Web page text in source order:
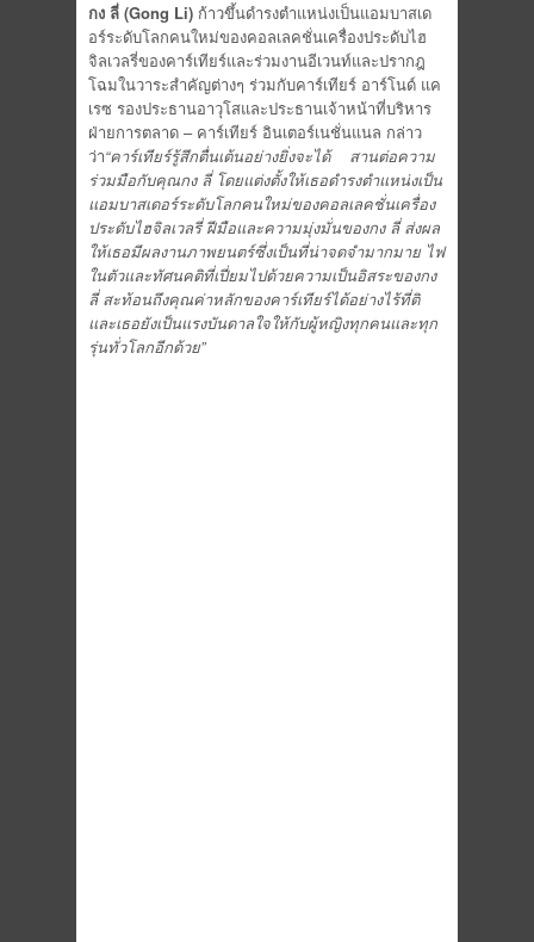
กง ลี่ (Gong Li) ก้าวขึ้นดำรงตำแหน่งเป็นแอมบาสเด
อร์ระดับโลกคนใหม่ของคอลเลคชั่นเครื่องประดับไฮ
จิลเวลรี่ของคาร์เทียร์และร่วมงานอีเวนท์และปรากฎ
โฉมในวาระสำคัญต่างๆ ร่วมกับคาร์เทียร์ อาร์โนด์ แค
เรซ รองประธานอาวุโสและประธานเจ้าหน้าที่บริหาร
ฝ่ายการตลาด – คาร์เทียร์ อินเตอร์เนชั่นแนล กล่าว
ว่า“คาร์เทียร์รู้สึกตื่นเต้นอย่างยิ่งจะได้
สานต่อความ
ร่วมมือกับคุณกง ลี่ โดยแต่งตั้งให้เธอดำรงตำแหน่งเป็น
แอมบาสเดอร์ระดับโลกคนใหม่ของคอลเลคชั่นเครื่อง
ประดับไฮจิลเวลรี่ ฝีมือและความมุ่งมั่นของกง ลี่ ส่งผล
ให้เธอมีผลงานภาพยนตร์ซึ่งเป็นที่น่าจดจำมากมาย ไฟ
ในตัวและทัศนคติที่เปี่ยมไปด้วยความเป็นอิสระของกง
ลี่ สะท้อนถึงคุณค่าหลักของคาร์เทียร์ได้อย่างไร้ที่ติ
และเธอยังเป็นแรงบันดาลใจให้กับผู้หญิงทุกคนและทุก
รุ่นทั่วโลกอีกด้วย”